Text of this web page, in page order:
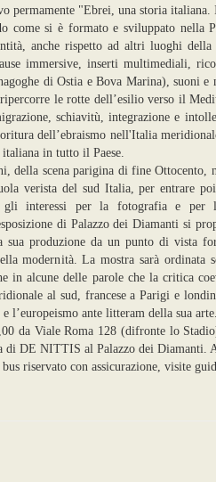
permamente "Ebrei, una storia
come si è formato e sviluppato nella
anche rispetto ad altri luoghi
immersive, inserti multimediali,
di Ostia e Bova Marina), suoni
le rotte dell’esilio verso il
schiavitù, integrazione e
dell’ebraismo nell'Italia
in tutto il Paese.
della scena parigina di fine Ottocento,
verista del sud Italia, per entrare
interessi per la fotografia e per
di Palazzo dei Diamanti si
sua produzione da un punto di vista
modernità. La mostra sarà ordinata
in alcune delle parole che la critica
al sud, francese a Parigi e
l’europeismo ante litteram della sua arte.
da Viale Roma 128 (difronte lo
di DE NITTIS al Palazzo dei Diamanti.
riservato con assicurazione, visite